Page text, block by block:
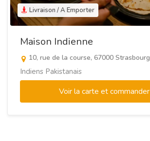
Livraison / A Emporter
Maison Indienne
10, rue de la course, 67000 Strasbourg
Indiens Pakistanais
Voir la carte et commander